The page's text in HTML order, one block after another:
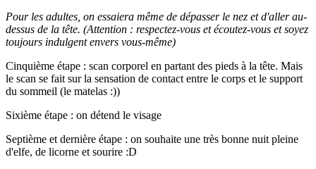
Pour les adultes, on essaiera même de dépasser le nez et d'aller au-
dessus de la tête. (Attention : respectez-vous et écoutez-vous et soyez
toujours indulgent envers vous-même)
Cinquième étape : scan corporel en partant des pieds à la tête. Mais
le scan se fait sur la sensation de contact entre le corps et le support
du sommeil (le matelas :))
Sixième étape : on détend le visage
Septième et dernière étape : on souhaite une très bonne nuit pleine
d'elfe, de licorne et sourire :D